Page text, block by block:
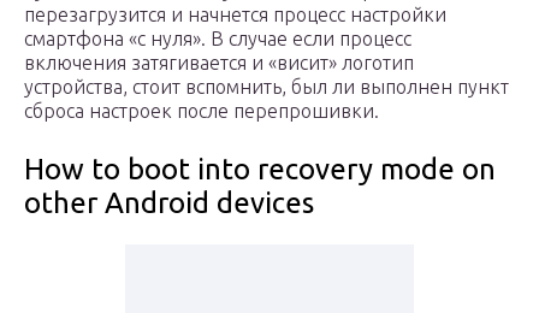
перезагрузится и начнется процесс настройки
смартфона «с нуля». В случае если процесс
включения затягивается и «висит» логотип
устройства, стоит вспомнить, был ли выполнен пункт
сброса настроек после перепрошивки.
How to boot into recovery mode on
other Android devices